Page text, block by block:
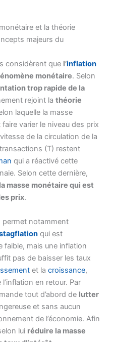
et la théorie
majeurs du
considèrent que l’inflation
monétaire. Selon
trop rapide de la
rejoint lathéorie
laquelle la masse
varier le niveau des prix
de la circulation de la
(T) restent
qui a réactivé cette
Selon cette dernière,
masse monétaire qui est
prix.
permet notamment
qui est
faible, mais une inflation
pas de baisser les taux
et lacroissance,
en retour. Par
tout d’abord de lutter
et sans aucun
de l’économie. Afin
lui réduire la masse